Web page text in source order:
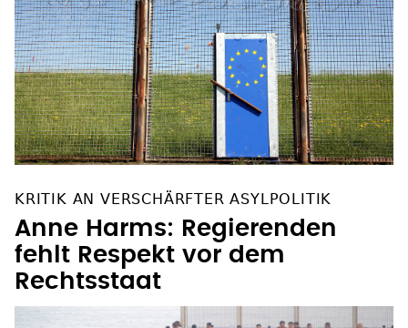
KRITIK AN VERSCHÄRFTER ASYLPOLITIK
Anne Harms: Regierenden
fehlt Respekt vor dem